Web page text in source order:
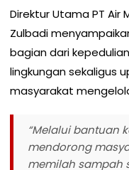
Direktur Utama PT Air
Zulbadi
bagian dari
lingkungan sekaligus
masyarakat
“Melalui bantuan
mendorong
memilah sampah